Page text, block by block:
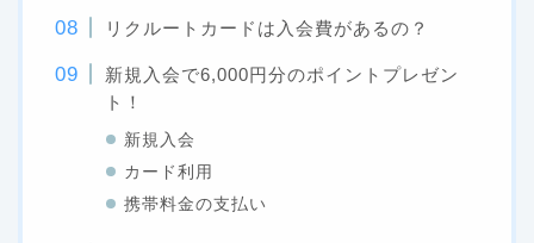
リクルートカードは入会費があるの？
新規入会で6,000円分のポイントプレゼン
ト！
新規入会
カード利用
携帯料金の支払い